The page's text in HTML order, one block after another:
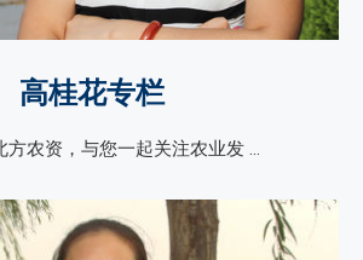
高桂花专栏
方农资，与您一起关注农业发 …